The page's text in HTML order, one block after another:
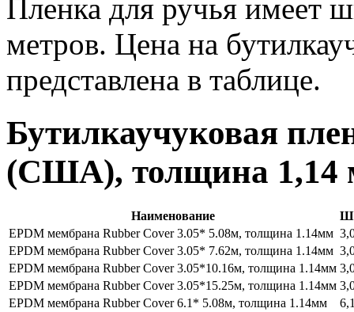
Пленка для ручья имеет
метров. Цена на
представлена в таблице.
Бутилкаучуковая
(США), толщина 1,14
Наименование
EPDM мембрана Rubber Cover 3.05* 5.08м, толщина 1.14мм
EPDM мембрана Rubber Cover 3.05* 7.62м, толщина 1.14мм
EPDM мембрана Rubber Cover 3.05*10.16м, толщина 1.14мм
EPDM мембрана Rubber Cover 3.05*15.25м, толщина 1.14мм
EPDM мембрана Rubber Cover 6.1* 5.08м, толщина 1.14мм